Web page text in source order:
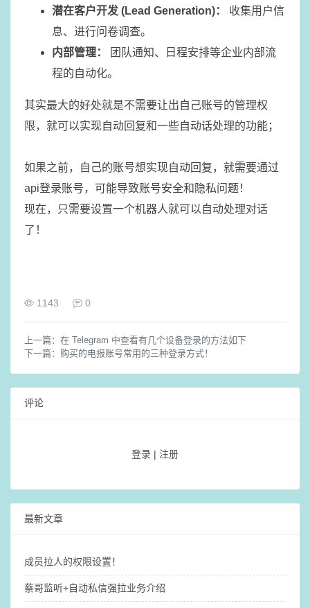
潜在客户开发 (Lead Generation)：
收集用户信
息、进行问卷调查。
内部管理：
团队通知、日程安排等企业内部流
程的自动化。
其实最大的好处就是不需要让出自己账号的管理权
限，就可以实现自动回复和一些自动话处理的功能；
如果之前，自己的账号想实现自动回复，就需要通过
api登录账号，可能导致账号安全和隐私问题！
现在，只需要设置一个机器人就可以自动处理对话
了！
1143 0
上一篇： 在 Telegram 中查看有几个设备登录的方法如下
下一篇： 购买的电报账号常用的三种登录方式！
评论
登录 | 注册
最新文章
成员拉人的权限设置！
蔡哥监听+自动私信强拉业务介绍